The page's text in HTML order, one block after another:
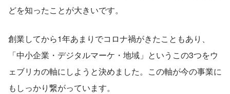
どを知ったことが大きいです。
創業してから1年あまりでコロナ禍がきたこともあり、
「中小企業・デジタルマーケ・地域」というこの3つをウ
ェブリカの軸にしようと決めました。この軸が今の事業に
もしっかり繋がっています。